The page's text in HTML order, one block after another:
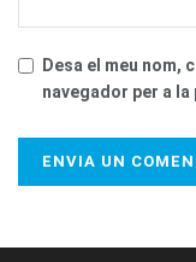
Desa el meu nom,
navegador per a